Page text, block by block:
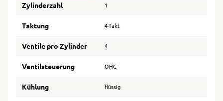
Zylinderzahl 1
Taktung 4-Takt
Ventile pro Zylinder 4
Ventilsteuerung OHC
Kühlung flüssig